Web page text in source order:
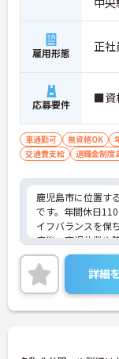
雇用形態 正
応募要件 ■資
車通勤可 無資格OK
交通費支給
退職金制度
鹿児島市に位置す
です。年間休日
イフバランスを保
産後・育児休業や
しゃる方でも安心
通勤の際は心配い
イントをお伝えし
い。
詳細